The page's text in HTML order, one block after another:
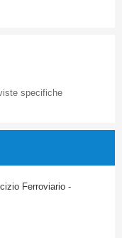
specifiche
Ferroviario -